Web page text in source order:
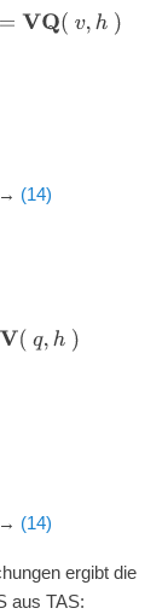
Q ( v,h )
→ (14)
h )
→ (14)
ergibt die
aus TAS: